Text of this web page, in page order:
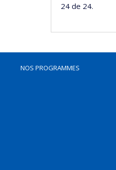
24 de 24.
NOS PROGRAMMES